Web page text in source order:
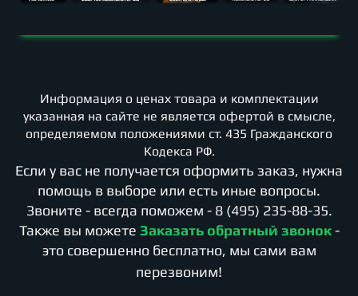
Информация о ценах товара и комплектации
указанная на сайте не является офертой в смысле,
определяемом положениями ст. 435 Гражданского
Кодекса РФ.
Если у вас не получается оформить заказ, нужна
помощь в выборе или есть иные вопросы.
Звоните - всегда поможем - 8 (495) 235-88-35.
Также вы можете Заказать обратный звонок -
это совершенно бесплатно, мы сами вам
перезвоним!